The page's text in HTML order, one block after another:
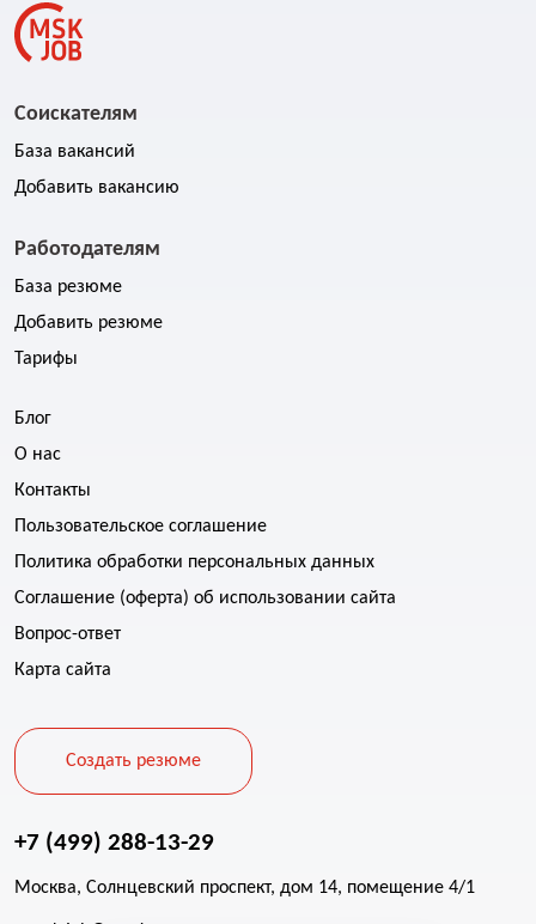
Соискателям
База вакансий
Добавить вакансию
Работодателям
База резюме
Добавить резюме
Тарифы
Блог
О нас
Контакты
Пользовательское соглашение
Политика обработки персональных данных
Соглашение (оферта) об использовании сайта
Вопрос-ответ
Карта сайта
Создать резюме
+7 (499) 288-13-29
Москва, Солнцевский проспект, дом 14, помещение 4/1